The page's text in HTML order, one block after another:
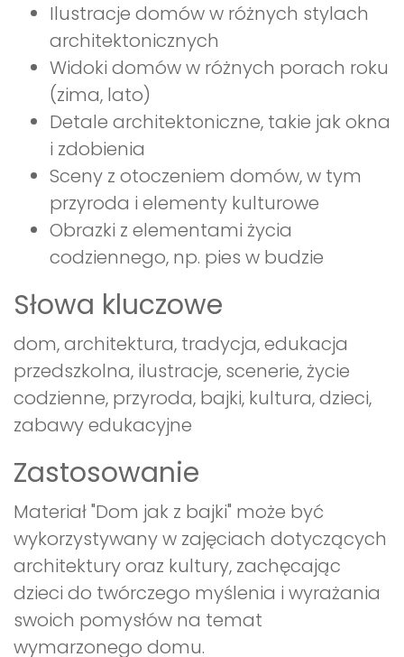
Ilustracje domów w różnych stylach
architektonicznych
Widoki domów w różnych porach roku
(zima, lato)
Detale architektoniczne, takie jak okna
i zdobienia
Sceny z otoczeniem domów, w tym
przyroda i elementy kulturowe
Obrazki z elementami życia
codziennego, np. pies w budzie
Słowa kluczowe
dom, architektura, tradycja, edukacja
przedszkolna, ilustracje, scenerie, życie
codzienne, przyroda, bajki, kultura, dzieci,
zabawy edukacyjne
Zastosowanie
Materiał "Dom jak z bajki" może być
wykorzystywany w zajęciach dotyczących
architektury oraz kultury, zachęcając
dzieci do twórczego myślenia i wyrażania
swoich pomysłów na temat
wymarzonego domu.